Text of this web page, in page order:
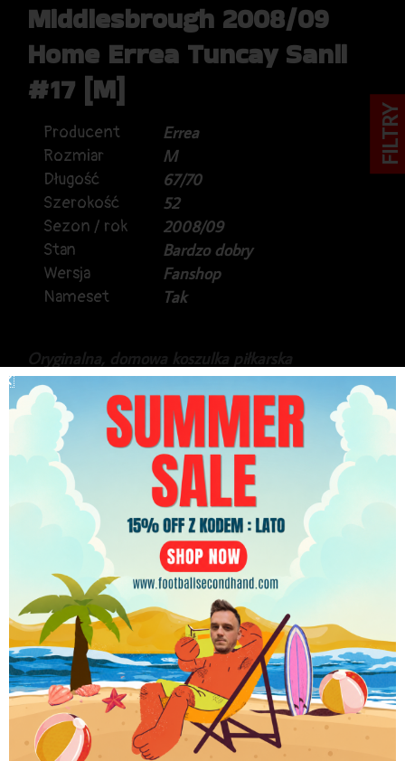
Middlesbrough 2008/09
Home Errea Tuncay Sanli
#17 [M]
Producent
Errea
Rozmiar
M
Długość
67/70
Szerokość
52
Sezon / rok
2008/09
Stan
Bardzo dobry
Wersja
Fanshop
Nameset
Tak
Oryginalna, domowa koszulka piłkarska
Middlesbrough, z sezonu 2008/09.
Produkt marki Errea, a na plecach Turecki napastnik
Tuncay Sanli, uważany, za jednego z najlepszych
zawodników w historii Fenerbahce.
Stan bardzo dobry.
279.99zł
Najniższa cena w ciągu ostatnich 30 dni: 279.99zł
Brak w magazynie
Kategorie Koszulki ,Koszulki piłkarskie,Koszulki
piłkarskie klubowe, LIGA ANGIELSKA
FILTRY